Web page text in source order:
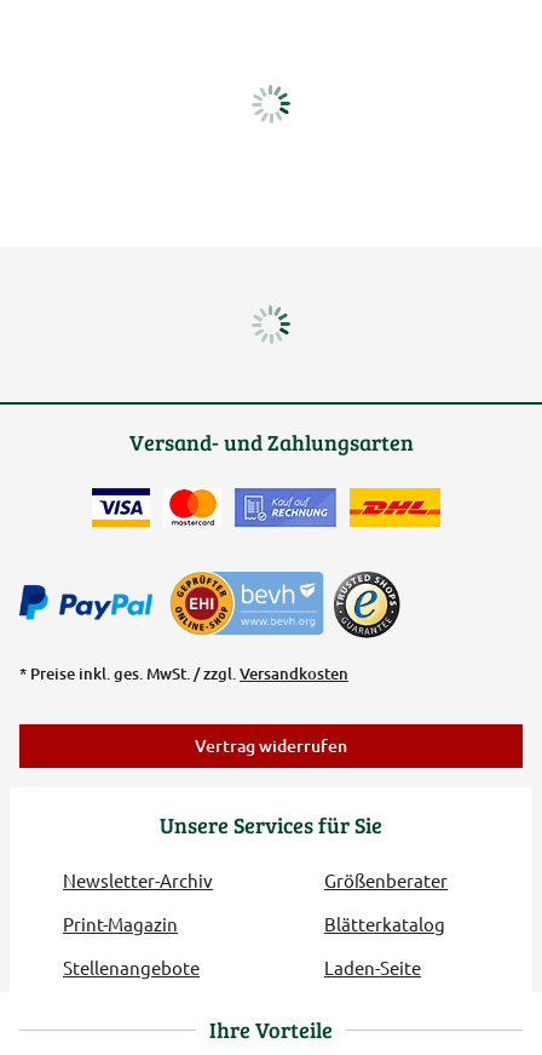
Unsere Services für Sie
Newsletter-Archiv
Größenberater
Print-Magazin
Blätterkatalog
Stellenangebote
Laden-Seite
Versand- und Zahlungsarten
* Preise inkl. ges. MwSt. / zzgl. Versandkosten
Vertrag widerrufen
Ihre Vorteile